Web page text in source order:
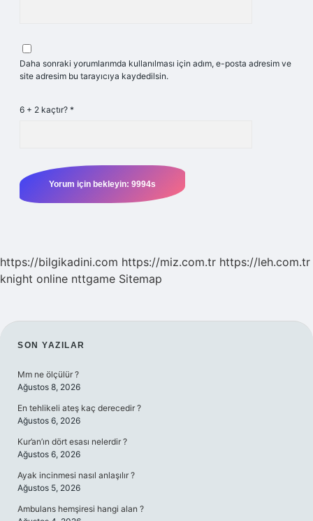
Daha sonraki yorumlarımda kullanılması için adım, e-posta adresim ve
site adresim bu tarayıcıya kaydedilsin.
6 + 2 kaçtır? *
https://bilgikadini.com https://miz.com.tr https://leh.com.tr
knight online nttgame Sitemap
SIDEBAR
SON YAZILAR
Mm ne ölçülür ?
Ağustos 8, 2026
En tehlikeli ateş kaç derecedir ?
Ağustos 6, 2026
Kur’an’ın dört esası nelerdir ?
Ağustos 6, 2026
Ayak incinmesi nasıl anlaşılır ?
Ağustos 5, 2026
Ambulans hemşiresi hangi alan ?